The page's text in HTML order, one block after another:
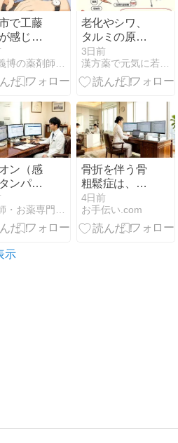
で工藤
感じた
に向い
人の特
工藤義博の薬剤師の思考
老化やシワ、
タルミの原因
「ゴースト血
管」を防ぐ！
クロレラと
3日前
漢方薬で元気に若々しく〜のばせ健康寿命
ン（感
ンパク
）は、
ウイル
なり核
を持た
薬剤師・お薬専門ブログ (yaku7.jp)
骨折を伴う骨
粗鬆症は、次
の骨折（二次
骨折）のリス
クが極めて高
4日前
お手伝い.com
示